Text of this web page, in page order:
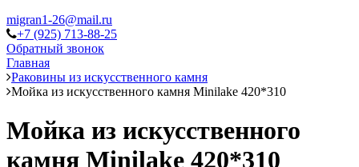
migran1-26@mail.ru
+7 (925) 713-88-25
Обратный звонок
Главная
Раковины из искусственного камня
Мойка из искусственного камня Minilake 420*310
Мойка из искусственного
камня Minilake 420*310